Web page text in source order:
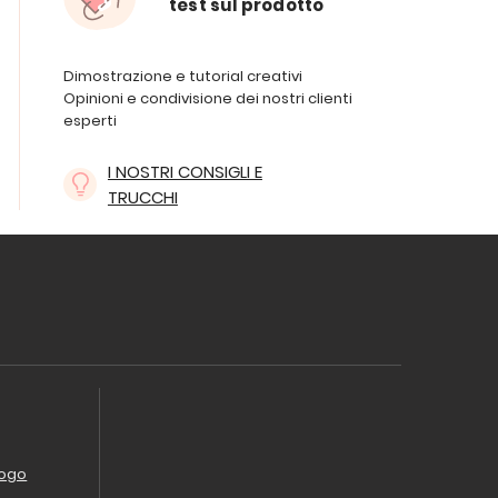
test sul prodotto
Dimostrazione e tutorial creativi
Opinioni e condivisione dei nostri clienti
esperti
I NOSTRI CONSIGLI E
TRUCCHI